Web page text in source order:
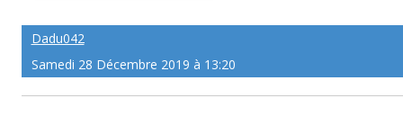
Dadu042
Samedi 28 Décembre 2019 à 13:20